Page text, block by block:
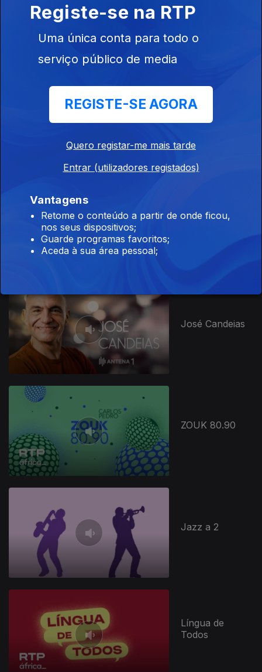
Máquina do
Coyote
Snack Bar
José Candeias
ZOUK 80.90
Jazz a 2
Língua de
Todos
Registe-se na RTP
Uma única conta para todo o
serviço público de media
REGISTE-SE AGORA
Quero registar-me mais tarde
Entrar (utilizadores registados)
Vantagens
Retome o conteúdo a partir de onde ficou,
nos seus dispositivos;
Guarde programas favoritos;
Aceda à sua área pessoal;